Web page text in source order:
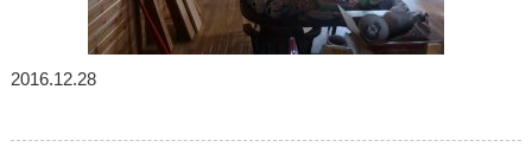
2016.12.28